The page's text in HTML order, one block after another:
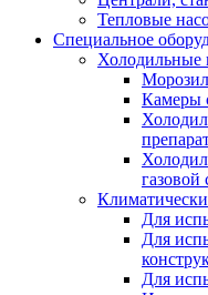
Тепловые
Специальное
Холодильные
Камеры
газовой
Для
Для
Для